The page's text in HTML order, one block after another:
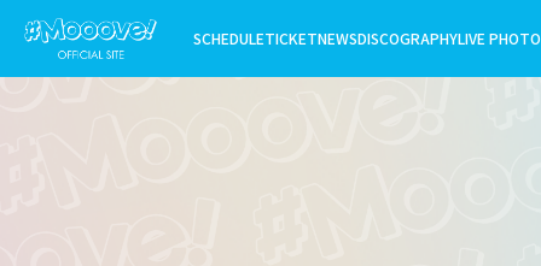
SCHEDULETICKETNEWSDISCOGRAPHYLIVE PHOTO